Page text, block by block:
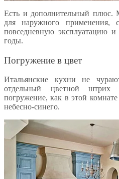
Есть и дополнительный плюс.
для наружного применения,
повседневную эксплуатацию
годы.
Погружение в цвет
Итальянские кухни не
отдельный цветной
погружение, как в этой
небесно-синего.